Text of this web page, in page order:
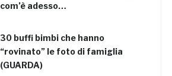
com’è adesso…
30 buffi bimbi che hanno
“rovinato” le foto di famiglia
(GUARDA)